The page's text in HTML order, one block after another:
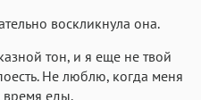
воскликнула она.
тон, и я еще не твой
Не люблю, когда меня
время еды.